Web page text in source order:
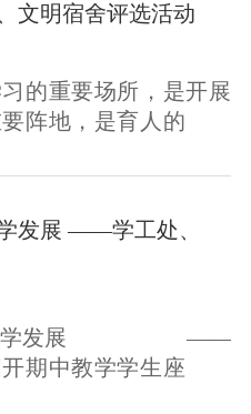
风、学风建设暨5-6月
处的组织下，各系
风、学风主题教育活
针对不同年级学生所
文明宿舍评选活动
的重要场所，是开展
阵地，是育人的主要
宿舍生活环境，根据
学期举办了为期一个
宿舍的评选活动。通
极响应，共申报215间
参评。宿管中心组织
员老师组成检查小
发展 ——学工处、
力教学发展 ——
期中教学学生座谈会